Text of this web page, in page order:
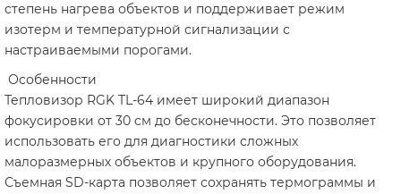
степень нагрева объектов и поддерживает режим
изотерм и температурной сигнализации с
настраиваемыми порогами.
Особенности
Тепловизор RGK TL-64 имеет широкий диапазон
фокусировки от 30 см до бесконечности. Это позволяет
использовать его для диагностики сложных
малоразмерных объектов и крупного оборудования.
Съемная SD-карта позволяет сохранять термограммы и